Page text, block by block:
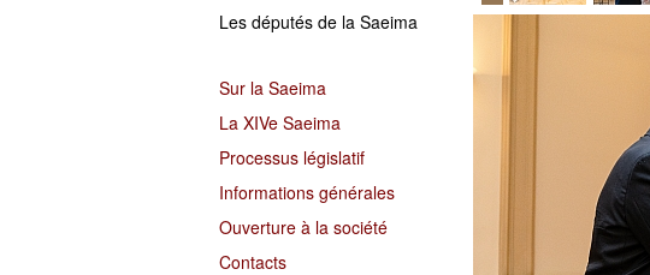
Les députés de la Saeima
Sur la Saeima
La XIVe Saeima
Processus législatif
Informations générales
Ouverture à la société
Contacts